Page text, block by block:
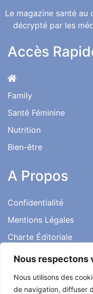
Nous respectons
Nous utilisons des
de navigation, diffuser
Le magazine santé
décrypté par les
Accès
Family
Santé Féminine
Nutrition
Bien-être
A Propos
Confidentialité
Mentions Légales
Charte Éditoriale
Conditions d’utilisation
Témoignages